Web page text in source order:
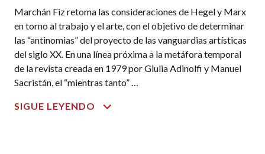
Marchán Fiz retoma las consideraciones de Hegel y Marx
en torno al trabajo y el arte, con el objetivo de determinar
las “antinomias” del proyecto de las vanguardias artísticas
del siglo XX. En una línea próxima a la metáfora temporal
de la revista creada en 1979 por Giulia Adinolfi y Manuel
Sacristán, el “mientras tanto” …
SIGUE LEYENDO
LA